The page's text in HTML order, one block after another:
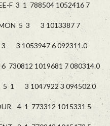
F 3 1 788504 1052416 7
5 3 3 1013387 7
3 1053947 6 092311.0
1019681 7 080314.0
1 3 1047922 3 094502.0
4 1 773312 1015331 5